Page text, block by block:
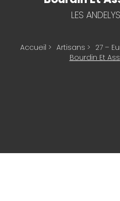
LES
Accueil > Artisans > 27 –
Bourdin Et